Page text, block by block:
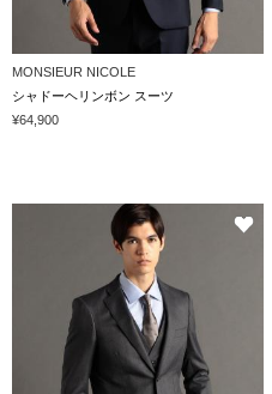
MONSIEUR NICOLE
シャドーヘリンボン スーツ
¥64,900